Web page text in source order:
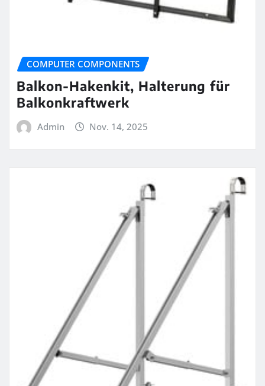
COMPUTER COMPONENTS
Balkon-Hakenkit, Halterung für
Balkonkraftwerk
Admin Nov. 14, 2025